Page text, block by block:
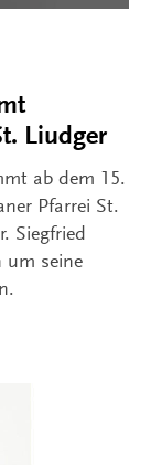
Liudger
ab dem 15.
Pfarrei St.
Siegfried
um seine